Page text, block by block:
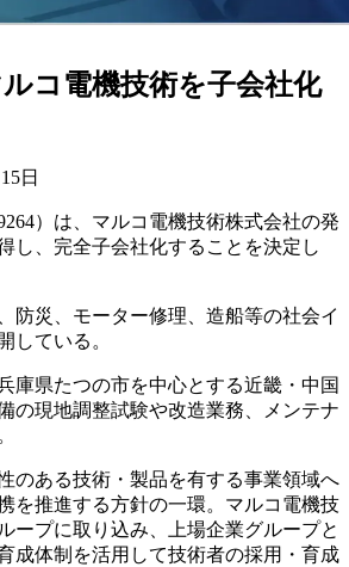
コ電機技術を子会社化
日
）は、マルコ電機技術株式会社の発
し、完全子会社化することを決定し
防災、モーター修理、造船等の社会イ
している。
庫県たつの市を中心とする近畿・中国
の現地調整試験や改造業務、メンテナ
のある技術・製品を有する事業領域へ
を推進する方針の一環。マルコ電機技
ープに取り込み、上場企業グループと
成体制を活用して技術者の採用・育成